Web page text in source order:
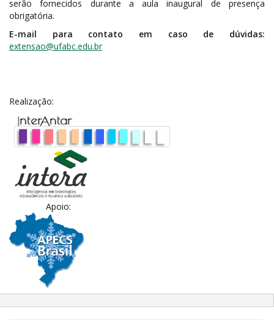
serão fornecidos durante a aula inaugural de presença
obrigatória.
E-mail para contato em caso de dúvidas:
extensao@ufabc.edu.br
Realização:
Apoio: